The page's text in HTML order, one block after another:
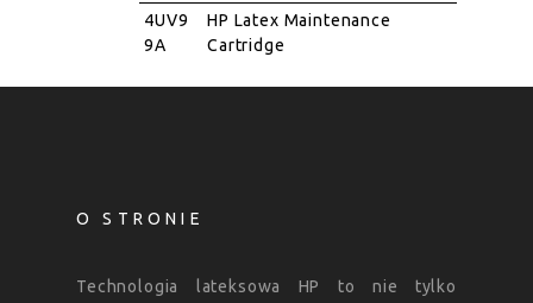
4UV9
9A
HP Latex Maintenance
Cartridge
O STRONIE
Technologia lateksowa HP to nie tylko